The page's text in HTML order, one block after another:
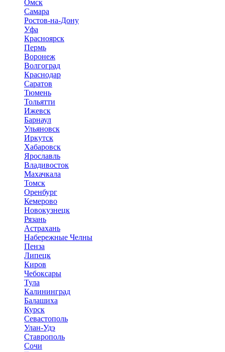
Омск
Самара
Ростов-на-Дону
Уфа
Красноярск
Пермь
Воронеж
Волгоград
Краснодар
Саратов
Тюмень
Тольятти
Ижевск
Барнаул
Ульяновск
Иркутск
Хабаровск
Ярославль
Владивосток
Махачкала
Томск
Оренбург
Кемерово
Новокузнецк
Рязань
Астрахань
Набережные Челны
Пенза
Липецк
Киров
Чебоксары
Тула
Калининград
Балашиха
Курск
Севастополь
Улан-Удэ
Ставрополь
Сочи